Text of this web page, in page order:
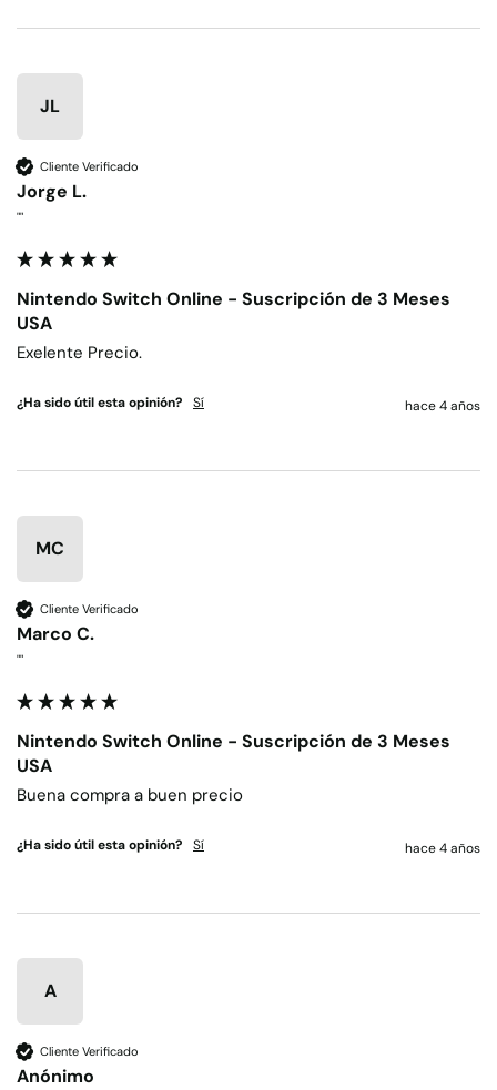
JL
Cliente Verificado
Jorge L.
""
Nintendo Switch Online - Suscripción de 3 Meses
USA
Exelente Precio.
¿Ha sido útil esta opinión? Sí hace 4 años
MC
Cliente Verificado
Marco C.
""
Nintendo Switch Online - Suscripción de 3 Meses
USA
Buena compra a buen precio
¿Ha sido útil esta opinión? Sí hace 4 años
A
Cliente Verificado
Anónimo